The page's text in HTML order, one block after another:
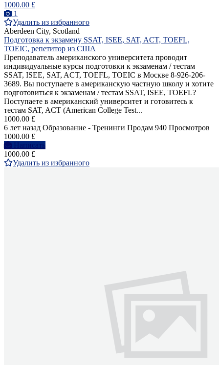
1000.00 £
1
Удалить из избранного
Aberdeen City, Scotland
Подготовка к экзамену SSAT, ISEE, SAT, ACT, TOEFL,
TOEIC, репетитор из США
Преподаватель американского университета проводит
индивидуальные курсы подготовки к экзаменам / тестам
SSAT, ISEE, SAT, ACT, TOEFL, TOEIC в Москве 8-926-206-
3689. Вы поступаете в американскую частную школу и хотите
подготовиться к экзаменам / тестам SSAT, ISEE, TOEFL?
Поступаете в американский университет и готовитесь к
тестам SAT, ACT (American College Test...
1000.00 £
6 лет назад Образование - Тренинги Продам 940 Просмотров
1000.00 £
Написать
1000.00 £
Удалить из избранного